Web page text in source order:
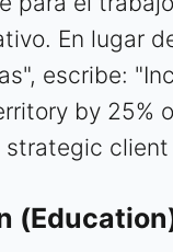
En lugar
escribe:
by 25%
strategic